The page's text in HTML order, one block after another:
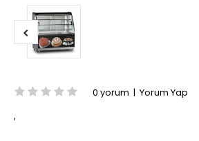
0 yorum | Yorum Yap
,